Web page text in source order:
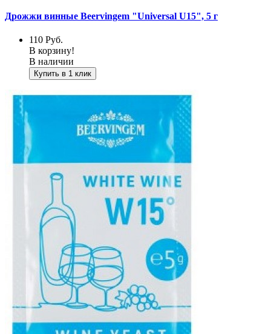
Дрожжи винные Beervingem "Universal U15", 5 г
110 Руб.
В корзину!
В наличии
Купить в 1 клик